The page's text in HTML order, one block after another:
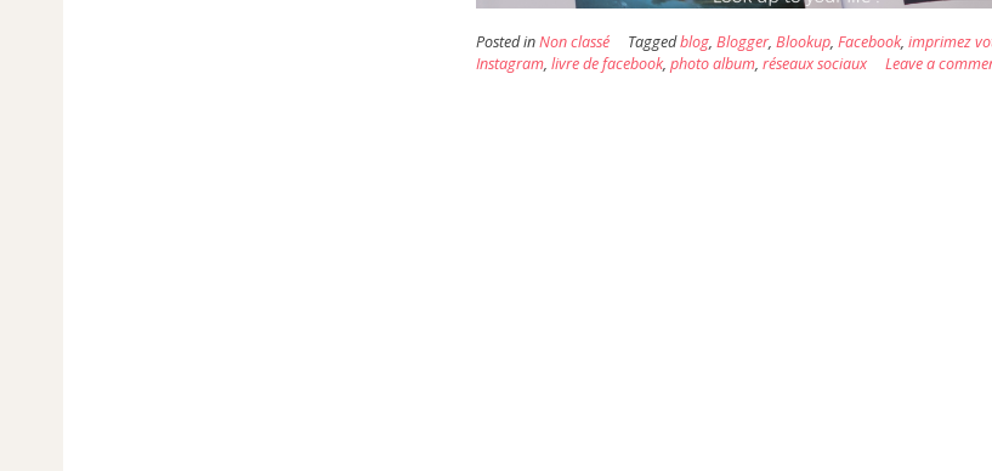
Posted inNon classé Taggedblog,Blogger,Blookup,Facebook,imprimez
Instagram,livre de facebook,photo album,réseaux sociaux Leave a